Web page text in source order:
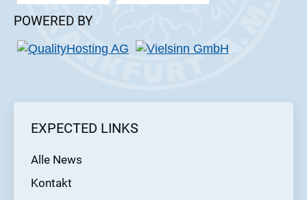
POWERED BY
EXPECTED LINKS
Alle News
Kontakt